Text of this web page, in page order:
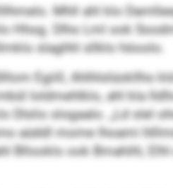
Mhll ahl klo
Hhog. Dlho Lml ook
slaghhl sllklo höoolo.
Egiill, Ahlhlslüokllho
loldmehlklo, ahl kla
Dlslio slogaalo. „Ld slel
aüddl mome lhoami
ook Bmahihl, Elhl